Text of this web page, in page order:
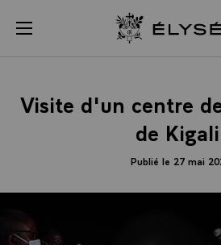
menu Retour
Visite d'un centre
de
Publié le 27 mai
Panneau de gestion des cookies